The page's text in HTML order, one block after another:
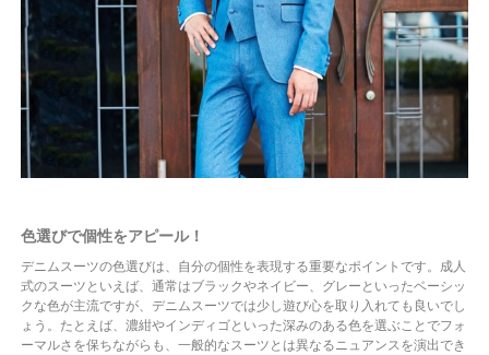
色選びで個性をアピール！
デニムスーツの色選びは、自分の個性を表現する重要なポイントです。成人
式のスーツといえば、通常はブラックやネイビー、グレーといったベーシッ
クな色が主流ですが、デニムスーツでは少し遊び心を取り入れても良いでし
ょう。たとえば、濃紺やインディゴといった深みのある色を選ぶことでフォ
ーマルさを保ちながらも、一般的なスーツとは異なるニュアンスを演出でき